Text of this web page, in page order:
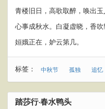
青楼旧日，高歌取醉，唤出
心事成秋水。白凝虚晓，香
姮娥正在，妒云第几。
标签： 中秋节 孤独 追忆
踏莎行·春水鸭头